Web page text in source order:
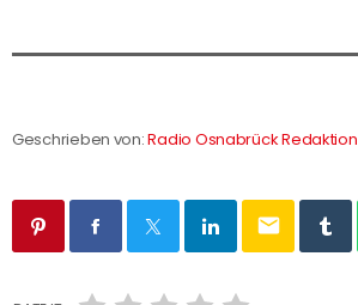
Geschrieben von:Radio Osnabrück Redaktion
email